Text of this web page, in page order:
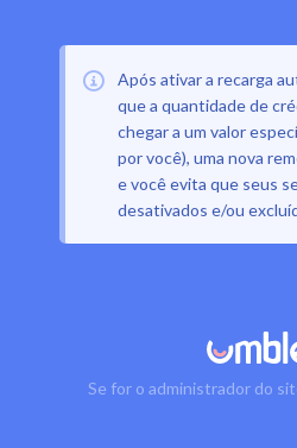
Após ativar a recarga
que a quantidade de
chegar a um valor
por você), uma nova
e você evita que seus
desativados e/ou
Se for o administrador do